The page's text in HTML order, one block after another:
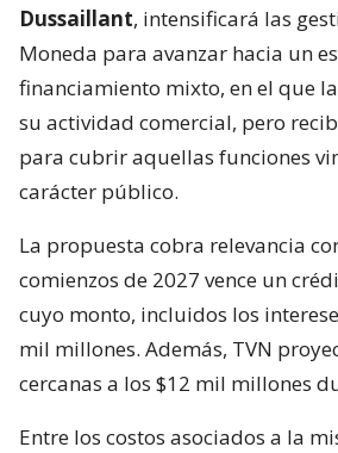
Dussaillant, intensificará las
Moneda para avanzar hacia un
financiamiento mixto, en el que
su actividad comercial, pero
para cubrir aquellas funciones
carácter público.
La propuesta cobra relevancia
comienzos de 2027 vence un
cuyo monto, incluidos los
mil millones. Además, TVN
cercanas a los $12 mil millones
Entre los costos asociados a la